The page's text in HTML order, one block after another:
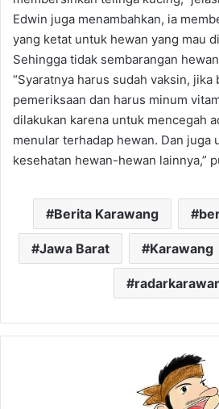
Edwin juga menambahkan, ia
yang ketat untuk hewan yang mau
Sehingga tidak sembarangan
“Syaratnya harus sudah vaksin,
pemeriksaan dan harus minum
dilakukan karena untuk mencegah
menular terhadap hewan. Dan juga
kesehatan hewan-hewan lainnya,”
Berita Karawang
Jawa Barat Karawang